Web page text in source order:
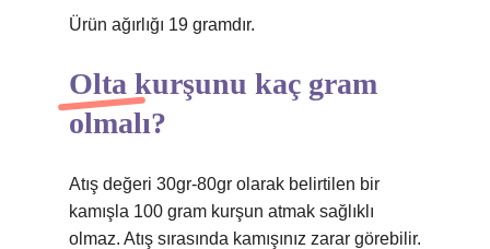
Ürün ağırlığı 19 gramdır.
Olta kurşunu kaç gram
olmalı?
Atış değeri 30gr-80gr olarak belirtilen bir
kamışla 100 gram kurşun atmak sağlıklı
olmaz. Atış sırasında kamışınız zarar görebilir.